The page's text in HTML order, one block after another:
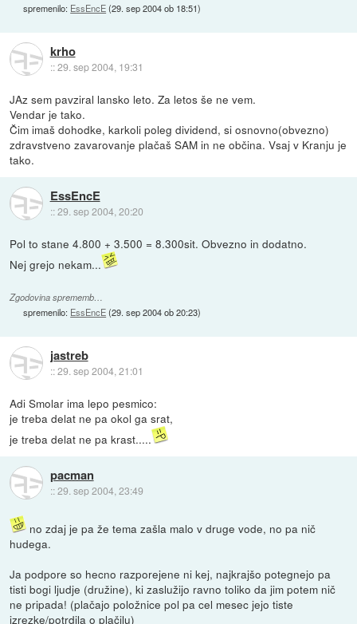
spremenilo: EssEncE(29. sep 2004 ob 18:51)
krho
::29. sep 2004, 19:31
JAz sem pavziral lansko leto. Za letos še ne vem.
Vendar je tako.
Čim imaš dohodke, karkoli poleg dividend, si osnovno(obvezno)
zdravstveno zavarovanje plačaš SAM in ne občina. Vsaj v Kranju je
tako.
EssEncE
::29. sep 2004, 20:20
Pol to stane 4.800 + 3.500 = 8.300sit. Obvezno in dodatno.
Nej grejo nekam...
Zgodovina sprememb…
spremenilo: EssEncE(29. sep 2004 ob 20:23)
jastreb
::29. sep 2004, 21:01
Adi Smolar ima lepo pesmico:
je treba delat ne pa okol ga srat,
je treba delat ne pa krast.....
pacman
::29. sep 2004, 23:49
no zdaj je pa že tema zašla malo v druge vode, no pa nič
hudega.
Ja podpore so hecno razporejene ni kej, najkrajšo potegnejo pa
tisti bogi ljudje (družine), ki zaslužijo ravno toliko da jim potem nič
ne pripada! (plačajo položnice pol pa cel mesec jejo tiste
izrezke/potrdila o plačilu)